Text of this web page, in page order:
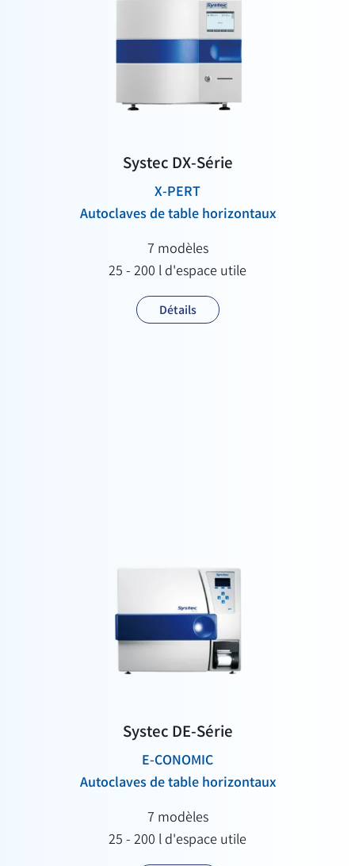
Systec DX-Série
X-PERT
Autoclaves de table horizontaux
7 modèles
25 - 200 l d'espace utile
Détails
Systec DE-Série
E-CONOMIC
Autoclaves de table horizontaux
7 modèles
25 - 200 l d'espace utile